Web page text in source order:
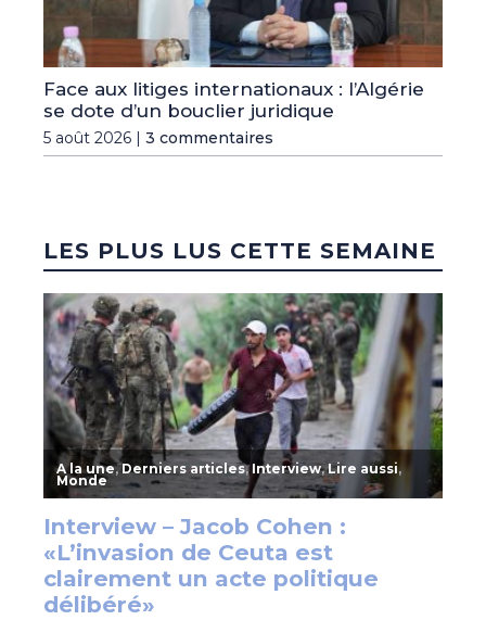
Face aux litiges internationaux : l’Algérie
se dote d’un bouclier juridique
5 août 2026 | 3 commentaires
LES PLUS LUS CETTE SEMAINE